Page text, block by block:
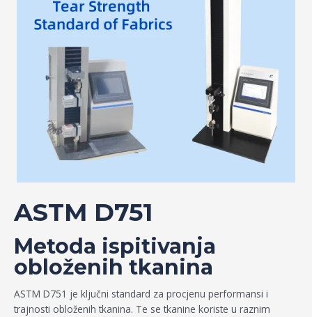
ASTM D751
Metoda ispitivanja
obloženih tkanina
ASTM D751 je ključni standard za procjenu performansi i
trajnosti obloženih tkanina. Te se tkanine koriste u raznim